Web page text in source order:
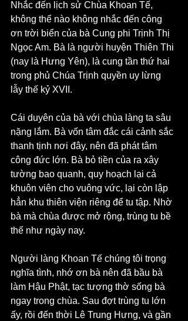
Nhắc đến lịch sử Chùa Khoan Tế,
không thể nào không nhắc đến công
ơn trời biển của bà Cung phi Trịnh Thị
Ngọc Am. Bà là người huyện Thiên Thi
(nay là Hưng Yên), là cung tần thứ hai
trong phủ Chúa Trịnh quyền uy lừng
lẫy thế kỷ XVII.
Cái duyên của bà với chùa làng ta sâu
nặng lắm. Bà vốn tâm đắc cái cảnh sắc
thanh tịnh nơi đây, nên đã phát tâm
công đức lớn. Bà bỏ tiền của ra xây
tường bao quanh, quy hoạch lại cả
khuôn viên cho vuông vức, lại còn lập
hẳn khu thiên viện riêng để tu tập. Nhờ
bà mà chùa được mở rộng, trùng tu bề
thế như ngày nay.
Người làng Khoan Tế chúng tôi trọng
nghĩa tình, nhớ ơn bà nên đã bầu bà
làm Hậu Phật, tạc tượng thờ sống bà
ngay trong chùa. Sau đợt trùng tu lớn
ấy, rồi đến thời Lê Trung Hưng, và gần